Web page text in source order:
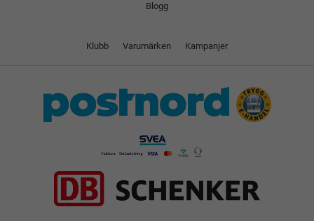
Blogg
Klubb Varumärken Kampanjer